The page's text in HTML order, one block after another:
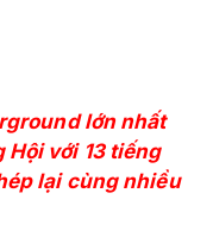
lớn nhất
với 13 tiếng
lại cùng nhiều